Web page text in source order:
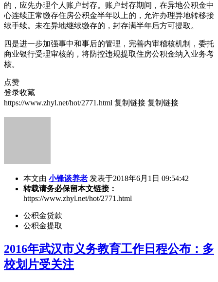
的，应先办理个人账户封存。账户封存期间，在异地公积金中
心连续正常缴存住房公积金半年以上的，允许办理异地转移接
续手续。未在异地继续缴存的，封存满半年后方可提取。
四是进一步加强事中和事后的管理，完善内审稽核机制，委托
商业银行受理审核的，将防控违规提取住房公积金纳入业务考
核。
点赞
登录收藏
https://www.zhyl.net/hot/2771.html 复制链接 复制链接
本文由 小锋谈养老 发表于2018年6月1日 09:54:42
转载请务必保留本文链接：
https://www.zhyl.net/hot/2771.html
公积金贷款
公积金提取
2016年武汉市义务教育工作日程公布：多
校划片受关注